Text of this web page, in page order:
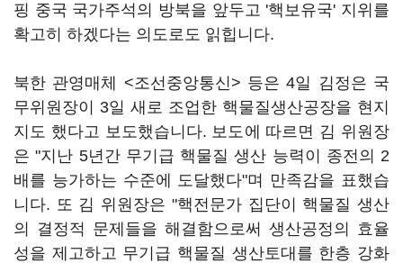
핑 중국 국가주석의 방북을 앞두고 '핵보유국' 지위를
확고히 하겠다는 의도로도 읽힙니다.
북한 관영매체 <조선중앙통신> 등은 4일 김정은 국
무위원장이 3일 새로 조업한 핵물질생산공장을 현지
지도 했다고 보도했습니다. 보도에 따르면 김 위원장
은 "지난 5년간 무기급 핵물질 생산 능력이 종전의 2
배를 능가하는 수준에 도달했다"며 만족감을 표했습
니다. 또 김 위원장은 "핵전문가 집단이 핵물질 생산
의 결정적 문제들을 해결함으로써 생산공정의 효율
성을 제고하고 무기급 핵물질 생산토대를 한층 강화